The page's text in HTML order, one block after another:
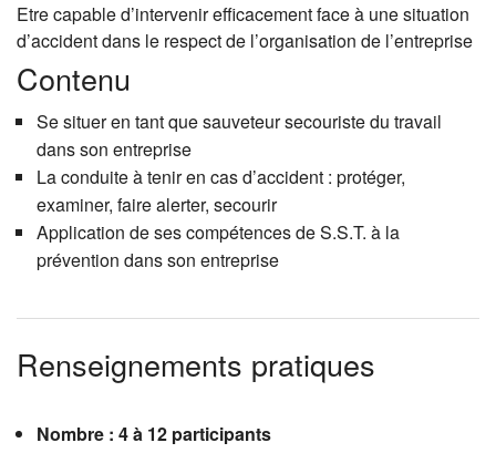
Etre capable d’intervenir efficacement face à une situation
d’accident dans le respect de l’organisation de l’entreprise
Contenu
Se situer en tant que sauveteur secouriste du travail
dans son entreprise
La conduite à tenir en cas d’accident : protéger,
examiner, faire alerter, secourir
Application de ses compétences de S.S.T. à la
prévention dans son entreprise
Renseignements pratiques
Nombre : 4 à 12 participants